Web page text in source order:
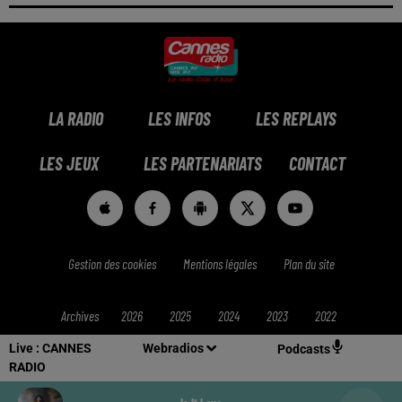
Live : CANNES
RADIO
Webradios Podcasts
LA RADIO LES INFOS LES REPLAYS
LES JEUX LES PARTENARIATS CONTACT
Gestion des cookies Mentions légales Plan du site
Archives 2026 2025 2024 2023 2022